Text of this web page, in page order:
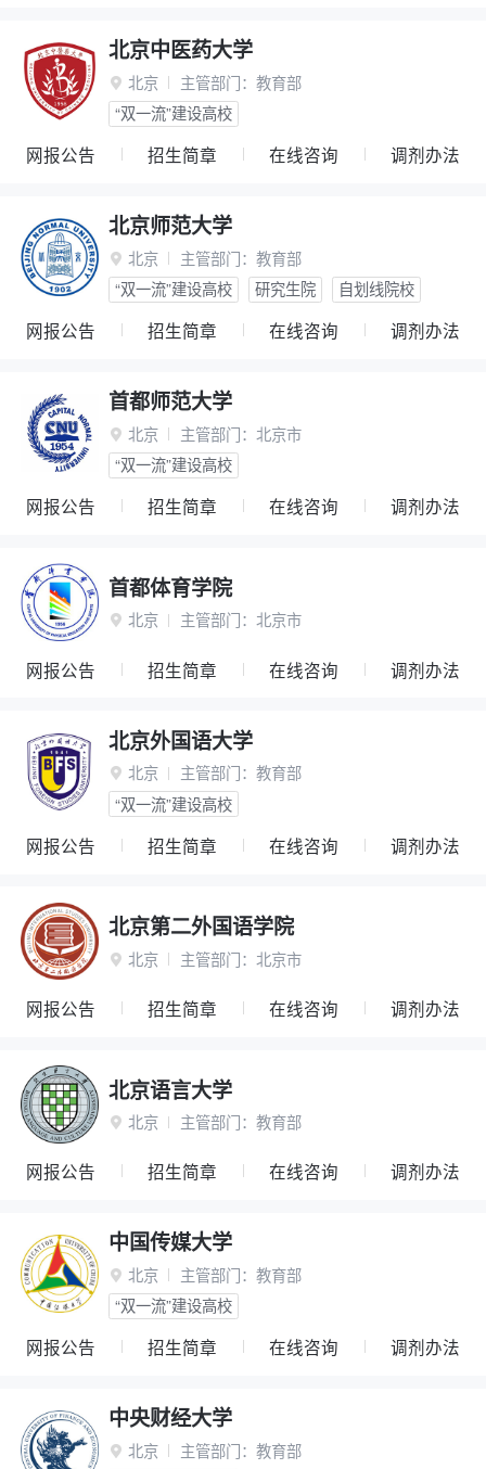
北京中医药大学
 北京 主管部门： 教育部
“双一流”建设高校
网报公告 招生简章 在线咨询 调剂办法
北京师范大学
 北京 主管部门： 教育部
“双一流”建设高校
研究生院 自划线院校
网报公告 招生简章 在线咨询 调剂办法
首都师范大学
 北京 主管部门： 北京市
“双一流”建设高校
网报公告 招生简章 在线咨询 调剂办法
首都体育学院
 北京 主管部门： 北京市
网报公告 招生简章 在线咨询 调剂办法
北京外国语大学
 北京 主管部门： 教育部
“双一流”建设高校
网报公告 招生简章 在线咨询 调剂办法
北京第二外国语学院
 北京 主管部门： 北京市
网报公告 招生简章 在线咨询 调剂办法
北京语言大学
 北京 主管部门： 教育部
网报公告 招生简章 在线咨询 调剂办法
中国传媒大学
 北京 主管部门： 教育部
“双一流”建设高校
网报公告 招生简章 在线咨询 调剂办法
中央财经大学
 北京 主管部门： 教育部